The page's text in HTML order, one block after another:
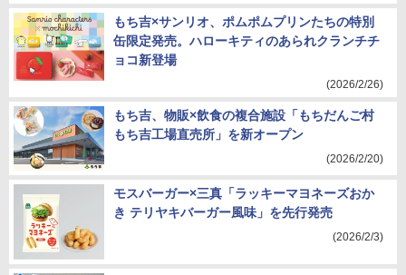
もち吉×サンリオ、ポムポムプリンたちの特別
缶限定発売。ハローキティのあられクランチチ
ョコ新登場
(2026/2/26)
もち吉、物販×飲食の複合施設「もちだんご村
もち吉工場直売所」を新オープン
(2026/2/20)
モスバーガー×三真「ラッキーマヨネーズおか
き テリヤキバーガー風味」を先行発売
(2026/2/3)